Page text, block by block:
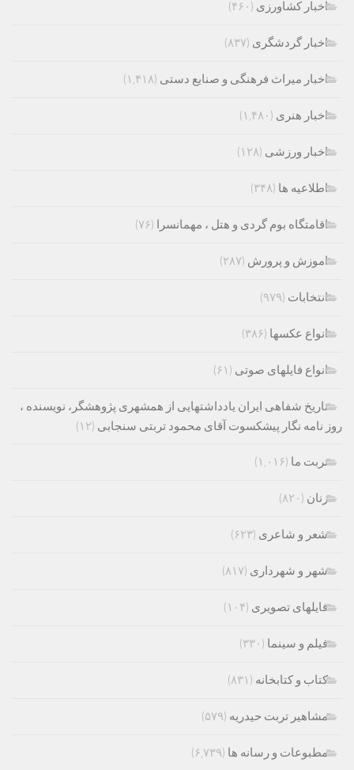
اخبار کشاورزی (۴۶۰)
اخبار گردشگری (۸۳۷)
اخبار میراث فرهنگی و صنایع دستی (۱,۴۱۸)
اخبار هنری (۱,۴۸۰)
اخبار ورزشی (۱۲۸)
اطلاعیه ها (۳۴۸)
اقامتگاه بوم گردی و هتل ، مهمانسرا (۷۶)
اموزش و پرورش (۲۸۷)
انتخابات (۹۷۹)
انواع عکسها (۳۸۶)
انواع فایلهای صوتی (۶۱)
تاریخ شفاهی ایران یادداشتهایی از همشهری پژوهشگر، نویسنده ،
روز نامه نگار پیشکسوت آقای محمود تربتی سنجابی (۱۲)
تربت ما (۱,۰۱۶)
زنان (۸۲۰)
شعر و شاعری (۶۲۳)
شهر و شهرداری (۸۱۷)
فایلهای تصویری (۱۰۴)
فیلم و سینما (۳۳۰)
کتاب و کتابخانه (۸۳۱)
مشاهیر تربت حیدریه (۵۷۹)
مطبوعات و رسانه ها (۶,۷۳۹)